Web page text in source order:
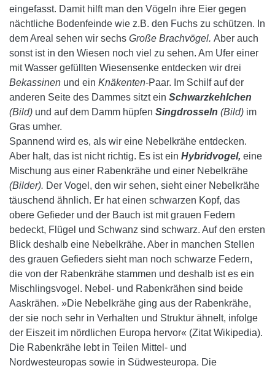
eingefasst. Damit hilft man den Vögeln ihre Eier gegen
nächtliche Bodenfeinde wie z.B. den Fuchs zu schützen. In
dem Areal sehen wir sechs Große Brachvögel. Aber auch
sonst ist in den Wiesen noch viel zu sehen. Am Ufer einer
mit Wasser gefüllten Wiesensenke entdecken wir drei
Bekassinen und ein Knäkenten-Paar. Im Schilf auf der
anderen Seite des Dammes sitzt ein Schwarzkehlchen
(Bild) und auf dem Damm hüpfen Singdrosseln (Bild) im
Gras umher.
Spannend wird es, als wir eine Nebelkrähe entdecken.
Aber halt, das ist nicht richtig. Es ist ein Hybridvogel, eine
Mischung aus einer Rabenkrähe und einer Nebelkrähe
(Bilder). Der Vogel, den wir sehen, sieht einer Nebelkrähe
täuschend ähnlich. Er hat einen schwarzen Kopf, das
obere Gefieder und der Bauch ist mit grauen Federn
bedeckt, Flügel und Schwanz sind schwarz. Auf den ersten
Blick deshalb eine Nebelkrähe. Aber in manchen Stellen
des grauen Gefieders sieht man noch schwarze Federn,
die von der Rabenkrähe stammen und deshalb ist es ein
Mischlingsvogel. Nebel- und Rabenkrähen sind beide
Aaskrähen. »Die Nebelkrähe ging aus der Rabenkrähe,
der sie noch sehr in Verhalten und Struktur ähnelt, infolge
der Eiszeit im nördlichen Europa hervor« (Zitat Wikipedia).
Die Rabenkrähe lebt in Teilen Mittel- und
Nordwesteuropas sowie in Südwesteuropa. Die